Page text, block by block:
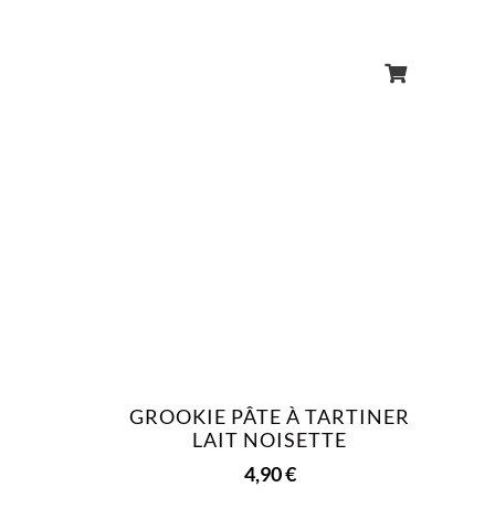
GROOKIE PÂTE À TARTINER
LAIT NOISETTE
4,90€